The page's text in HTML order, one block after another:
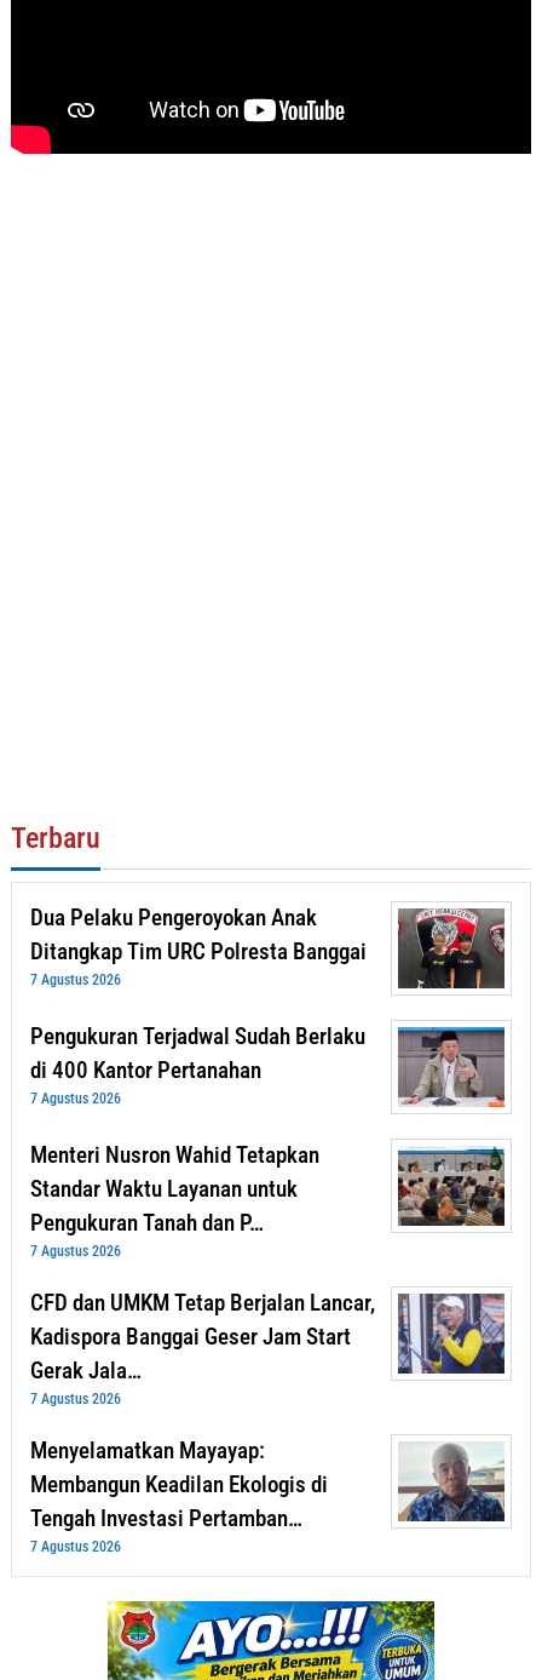
Terbaru
Dua Pelaku Pengeroyokan Anak
Ditangkap Tim URC Polresta Banggai
7 Agustus 2026
Pengukuran Terjadwal Sudah Berlaku
di 400 Kantor Pertanahan
7 Agustus 2026
Menteri Nusron Wahid Tetapkan
Standar Waktu Layanan untuk
Pengukuran Tanah dan P…
7 Agustus 2026
CFD dan UMKM Tetap Berjalan Lancar,
Kadispora Banggai Geser Jam Start
Gerak Jala…
7 Agustus 2026
Menyelamatkan Mayayap:
Membangun Keadilan Ekologis di
Tengah Investasi Pertamban…
7 Agustus 2026